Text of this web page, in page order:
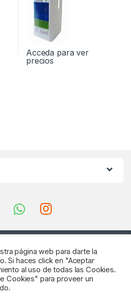
Acceda para ver
precios
página web para darte la
Si haces click en "Aceptar
al uso de todas las Cookies.
Cookies" para proveer un